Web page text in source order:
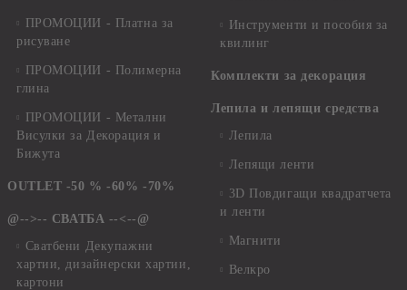
ПРОМОЦИИ - Платна за
рисуване
ПРОМОЦИИ - Полимерна
глина
ПРОМОЦИИ - Метални
Висулки за Декорация и
Бижута
OUTLET -50 % -60% -70%
@-->-- СВАТБА --<--@
Сватбени Декупажни
хартии, дизайнерски хартии,
картони
Инструменти и пособия за
квилинг
Комплекти за декорация
Лепила и лепящи средства
Лепила
Лепящи ленти
3D Повдигащи квадратчета
и ленти
Магнити
Велкро